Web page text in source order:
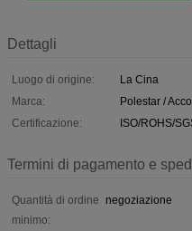
Dettagli
Luogo di origine:
La Cina
Marca:
Polestar /
Certificazione:
ISO/ROHS/
Termini di pagamento e
Quantità di ordine
minimo:
negoziazione